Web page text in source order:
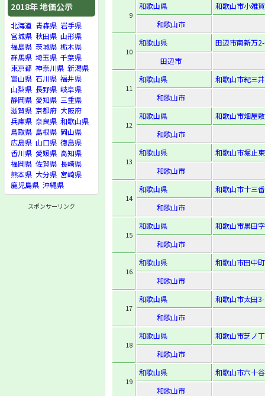
2018年 地価公示
北海道 青森県 岩手県
宮城県 秋田県 山形県
福島県 茨城県 栃木県
群馬県 埼玉県 千葉県
東京都 神奈川県 新潟県
富山県 石川県 福井県
山梨県 長野県 岐阜県
静岡県 愛知県 三重県
滋賀県 京都府 大阪府
兵庫県 奈良県 和歌山県
鳥取県 島根県 岡山県
広島県 山口県 徳島県
香川県 愛媛県 高知県
福岡県 佐賀県 長崎県
熊本県 大分県 宮崎県
鹿児島県 沖縄県
スポンサーリンク
9
和歌山県
和歌山市小雑
和歌山市
10
和歌山県
田辺市南新万
田辺市
11
和歌山県
和歌山市紀三
和歌山市
12
和歌山県
和歌山市畑屋
和歌山市
13
和歌山県
和歌山市堀止
和歌山市
14
和歌山県
和歌山市十三
和歌山市
15
和歌山県
和歌山市黒田
和歌山市
16
和歌山県
和歌山市田中
和歌山市
17
和歌山県
和歌山市太田
和歌山市
18
和歌山県
和歌山市芝ノ
和歌山市
19
和歌山県
和歌山市六十
和歌山市